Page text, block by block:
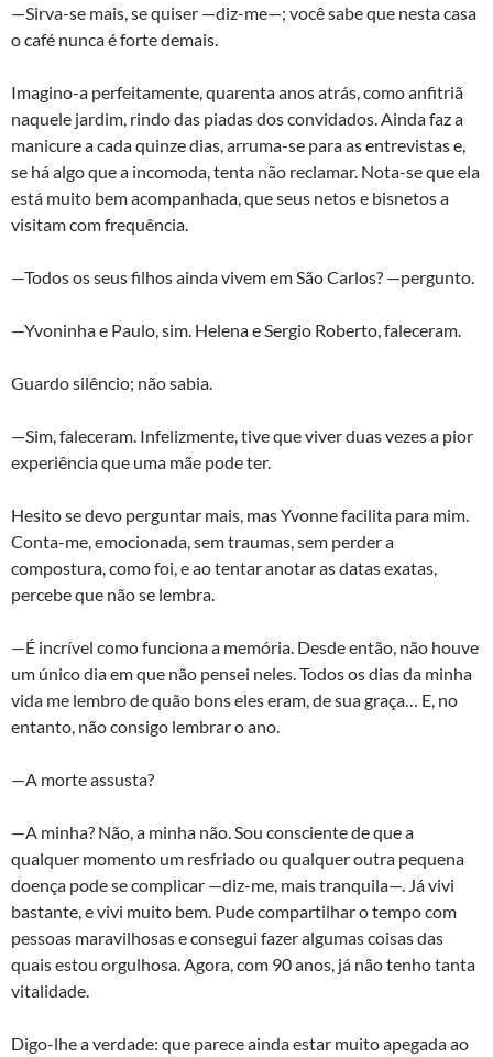
—Sirva-se mais, se quiser —diz-me—; você sabe que nesta casa
o café nunca é forte demais.
Imagino-a perfeitamente, quarenta anos atrás, como anfitriã
naquele jardim, rindo das piadas dos convidados. Ainda faz a
manicure a cada quinze dias, arruma-se para as entrevistas e,
se há algo que a incomoda, tenta não reclamar. Nota-se que ela
está muito bem acompanhada, que seus netos e bisnetos a
visitam com frequência.
—Todos os seus filhos ainda vivem em São Carlos? —pergunto.
—Yvoninha e Paulo, sim. Helena e Sergio Roberto, faleceram.
Guardo silêncio; não sabia.
—Sim, faleceram. Infelizmente, tive que viver duas vezes a pior
experiência que uma mãe pode ter.
Hesito se devo perguntar mais, mas Yvonne facilita para mim.
Conta-me, emocionada, sem traumas, sem perder a
compostura, como foi, e ao tentar anotar as datas exatas,
percebe que não se lembra.
—É incrível como funciona a memória. Desde então, não houve
um único dia em que não pensei neles. Todos os dias da minha
vida me lembro de quão bons eles eram, de sua graça… E, no
entanto, não consigo lembrar o ano.
—A morte assusta?
—A minha? Não, a minha não. Sou consciente de que a
qualquer momento um resfriado ou qualquer outra pequena
doença pode se complicar —diz-me, mais tranquila—. Já vivi
bastante, e vivi muito bem. Pude compartilhar o tempo com
pessoas maravilhosas e consegui fazer algumas coisas das
quais estou orgulhosa. Agora, com 90 anos, já não tenho tanta
vitalidade.
Digo-lhe a verdade: que parece ainda estar muito apegada ao